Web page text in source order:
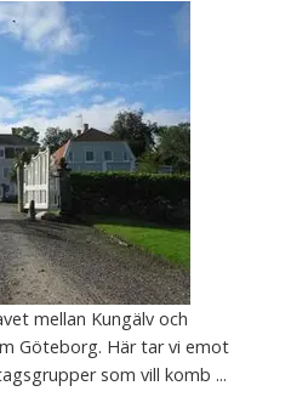
mellan Kungälv och
Göteborg. Här tar vi emot
som vill komb ...